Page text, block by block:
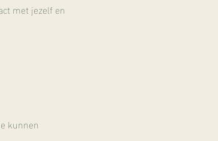
met jezelf en
kunnen